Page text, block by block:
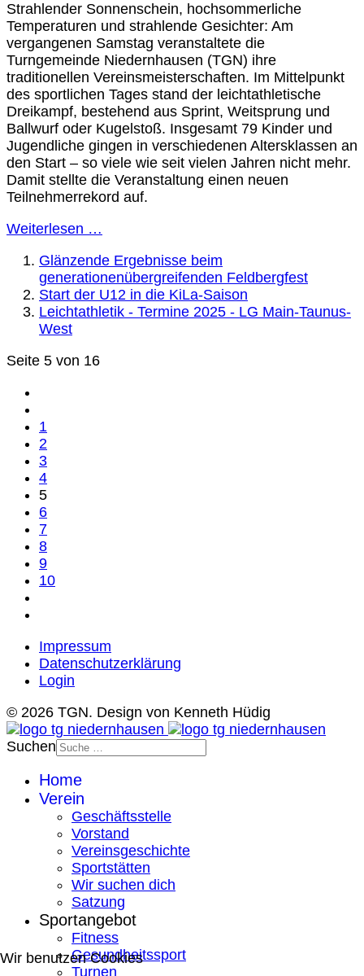
Strahlender Sonnenschein, hochsommerliche
Temperaturen und strahlende Gesichter: Am
vergangenen Samstag veranstaltete die
Turngemeinde Niedernhausen (TGN) ihre
traditionellen Vereinsmeisterschaften. Im Mittelpunkt
des sportlichen Tages stand der leichtathletische
Dreikampf, bestehend aus Sprint, Weitsprung und
Ballwurf oder Kugelstoß. Insgesamt 79 Kinder und
Jugendliche gingen in verschiedenen Altersklassen an
den Start – so viele wie seit vielen Jahren nicht mehr.
Damit stellte die Veranstaltung einen neuen
Teilnehmerrekord auf.
Weiterlesen …
Glänzende Ergebnisse beim
generationenübergreifenden Feldbergfest
Start der U12 in die KiLa-Saison
Leichtathletik - Termine 2025 - LG Main-Taunus-
West
Seite 5 von 16
1
2
3
4
5
6
7
8
9
10
Impressum
Datenschutzerklärung
Login
© 2026 TGN. Design von Kenneth Hüdig
Suchen
Home
Verein
Geschäftsstelle
Vorstand
Vereinsgeschichte
Sportstätten
Wir suchen dich
Satzung
Sportangebot
Fitness
Gesundheitssport
Turnen
Wir benutzen Cookies